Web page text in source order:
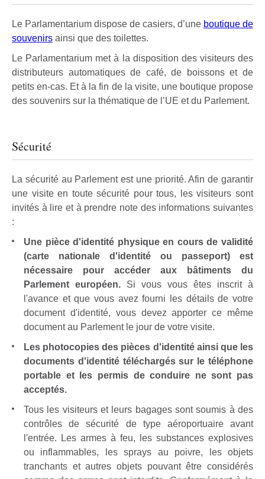
Le Parlamentarium dispose de casiers, d’une boutique de
souvenirs ainsi que des toilettes.
Le Parlamentarium met à la disposition des visiteurs des
distributeurs automatiques de café, de boissons et de
petits en-cas. Et à la fin de la visite, une boutique propose
des souvenirs sur la thématique de l’UE et du Parlement.
Sécurité
La sécurité au Parlement est une priorité. Afin de garantir
une visite en toute sécurité pour tous, les visiteurs sont
invités à lire et à prendre note des informations suivantes
:
Une pièce d'identité physique en cours de validité
(carte nationale d'identité ou passeport) est
nécessaire pour accéder aux bâtiments du
Parlement européen. Si vous vous êtes inscrit à
l'avance et que vous avez fourni les détails de votre
document d'identité, vous devez apporter ce même
document au Parlement le jour de votre visite.
Les photocopies des pièces d'identité ainsi que les
documents d'identité téléchargés sur le téléphone
portable et les permis de conduire ne sont pas
acceptés.
Tous les visiteurs et leurs bagages sont soumis à des
contrôles de sécurité de type aéroportuaire avant
l'entrée. Les armes à feu, les substances explosives
ou inflammables, les sprays au poivre, les objets
tranchants et autres objets pouvant être considérés